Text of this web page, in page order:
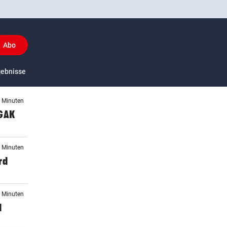
Abo
US-Sport
Minuten
Minuten
Minuten